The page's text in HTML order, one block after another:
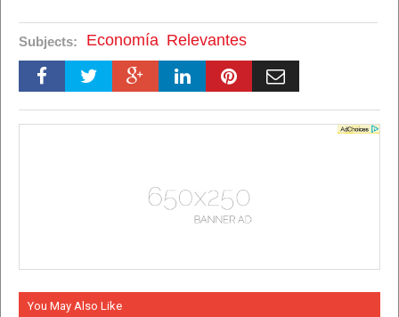
Subjects: Economía Relevantes
You May Also Like